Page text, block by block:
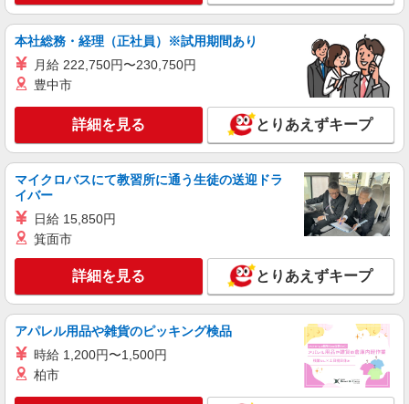
時給 一般： 1,270円 ▼その他、待遇欄をご覧
千葉県千葉市若葉区東寺山町777-9
詳細を見る
サンワフーズ株式会社
調理員
時給1,500円 ★調理師免許をお持ちの方は資格
社会福祉法人 きらめき会 特別養護老人ホー
531-156）
キープ 詳細を見る
パート
サンワフーズ株式会社
時給1,200円
本社総務・経理（正社員）※試用期間あり
月給 222,750円〜230,750円
豊中市
詳細を見る とりあえずキープ
マイクロバスにて教習所に通う生徒の送迎ドラ
イバー
日給 15,850円
箕面市
詳細を見る とりあえずキープ
アパレル用品や雑貨のピッキング検品
時給 1,200円〜1,500円
柏市